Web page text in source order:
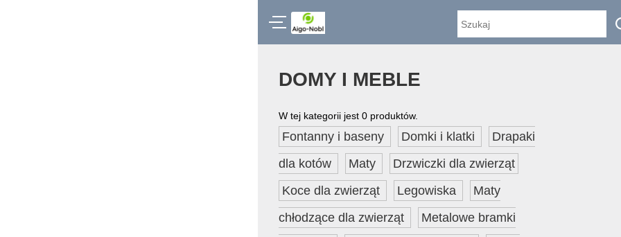
DOMY I MEBLE
W tej kategorii jest 0 produktów.
Fontanny i baseny Domki i klatki
Drapaki
dla kotów
Maty
Drzwiczki dla zwierząt
Koce dla zwierząt
Legowiska
Maty
chłodzące dla zwierząt
Metalowe bramki